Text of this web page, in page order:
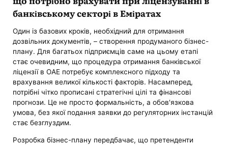
банківському секторі в Еміратах
Один із базових кроків, необхідний для отримання
дозвільних документів, – створення продуманого бізнес-
плану. Для багатьох підприємців саме на цьому етапі
стає очевидним, що процедура отримання банківської
ліцензії в ОАЕ потребує комплексного підходу та
врахування великої кількості факторів. Насамперед,
потрібні чітко прописані стратегічні цілі та фінансові
прогнози. Це не просто формальність, а обов'язкова
умова, без якої подання заявки до регуляторних інстанцій
стає безглуздим.
Розробка бізнес-плану передбачає, що претенденти